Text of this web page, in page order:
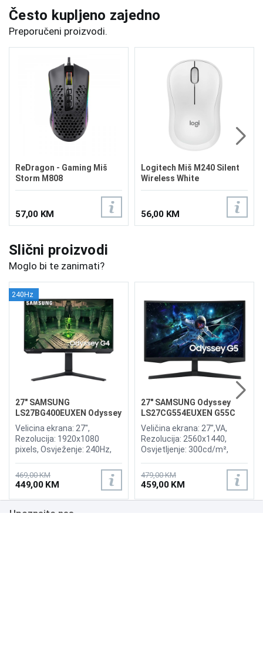
Često kupljeno zajedno
Preporučeni proizvodi.
ReDragon - Gaming Miš
Storm M808
57,00 KM
Logitech Miš M240 Silent
Wireless White
56,00 KM
Slični proizvodi
Moglo bi te zanimati?
240Hz
27" SAMSUNG
LS27BG400EUXEN Odyssey
G4 240Hz Display
Velicina ekrana: 27",
Rezolucija: 1920x1080
pixels, Osvježenje: 240Hz,
nVidia G-Sync, Osvjetljenje:
400 cd/m², Vrijeme odziva:
1ms, Priključci: 2xHDMI,
Displayport 1.2
469,00 KM
449,00 KM
27" SAMSUNG Odyssey
LS27CG554EUXEN G55C
165Hz Curved Display
Veličina ekrana: 27",VA,
Rezolucija: 2560x1440,
Osvjetljenje: 300cd/m²,
Osvježenje: 165Hz, AMD
FreeSync Premium Pro,
Priključci: HDMI, DisplayPort
479,00 KM
459,00 KM
Upoznajte nas